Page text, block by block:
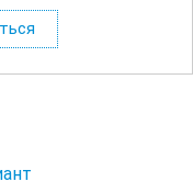
юридическим лицам